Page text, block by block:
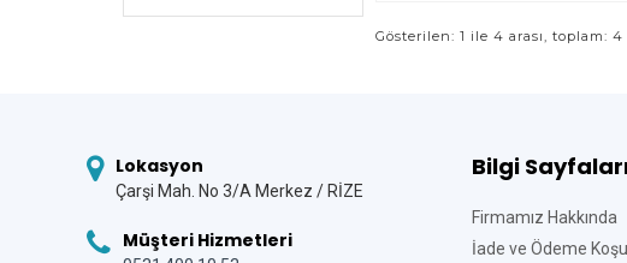
Gösterilen: 1 ile 4 arası, toplam: 4
Lokasyon
Çarşi Mah. No 3/A Merkez / RİZE
Müşteri Hizmetleri
Bilgi
Firmamız Hakkında
İade ve Ödeme